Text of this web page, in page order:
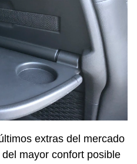
extras del mercado
mayor confort posible